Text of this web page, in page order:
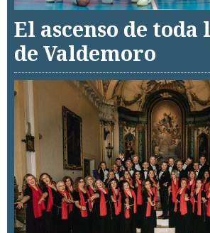
El ascenso de toda
de Valdemoro